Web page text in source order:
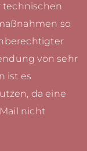
technischen
so
von sehr
ist es
da eine
nicht